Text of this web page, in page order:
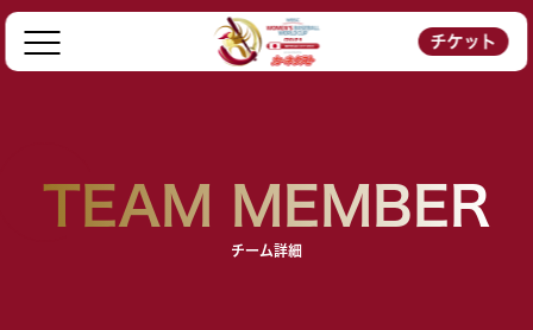
チケット
TEAM MEMBER
チーム詳細